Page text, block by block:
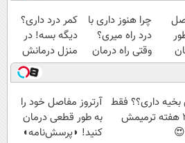
چرا هنوز داری با
درد راه میری؟
وقتی راه درمان
جلو پاته!
کمر درد داری؟
دیگه بسه! در
منزل درمانش
کن
(◀پرسش‌نامه)
داری؟؟ فقط
در 3 هفته ترمیمش
آرتروز مفاصل خود را
به طور قطعی درمان
کنید! ◗پرسش‌نامه◖